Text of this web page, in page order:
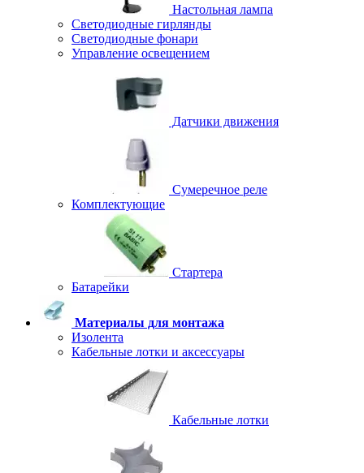
Настольная лампа
Светодиодные гирлянды
Светодиодные фонари
Управление освещением
Датчики движения
Сумеречное реле
Комплектующие
Стартера
Батарейки
Материалы для монтажа
Изолента
Кабельные лотки и аксессуары
Кабельные лотки